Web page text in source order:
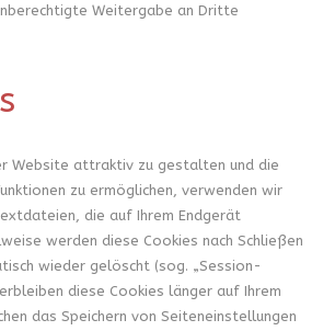
Weitergabe an Dritte
Website attraktiv zu gestalten und die
zu ermöglichen, verwenden wir
die auf Ihrem Endgerät
werden diese Cookies nach Schließen
wieder gelöscht (sog. „Session-
diese Cookies länger auf Ihrem
das Speichern von Seiteneinstellungen